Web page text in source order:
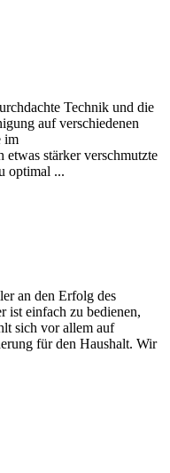
Technik und die
auf verschiedenen
im
stärker verschmutzte
optimal ...
an den Erfolg des
ist einfach zu bedienen,
sich vor allem auf
für den Haushalt. Wir